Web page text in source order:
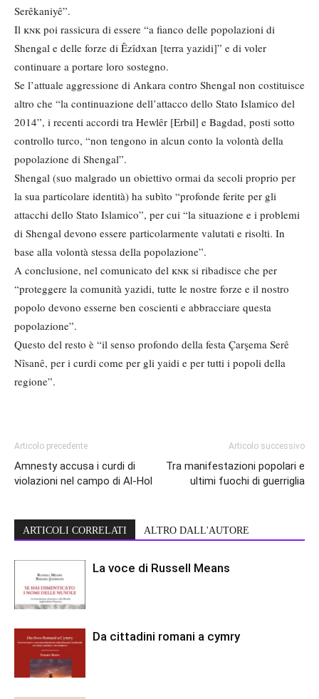
Serêkaniyê”.
Il knk poi rassicura di essere “a fianco delle popolazioni di
Shengal e delle forze di Êzîdxan [terra yazidi]” e di voler
continuare a portare loro sostegno.
Se l’attuale aggressione di Ankara contro Shengal non costituisce
altro che “la continuazione dell’attacco dello Stato Islamico del
2014”, i recenti accordi tra Hewlêr [Erbil] e Bagdad, posti sotto
controllo turco, “non tengono in alcun conto la volontà della
popolazione di Shengal”.
Shengal (suo malgrado un obiettivo ormai da secoli proprio per
la sua particolare identità) ha subìto “profonde ferite per gli
attacchi dello Stato Islamico”, per cui “la situazione e i problemi
di Shengal devono essere particolarmente valutati e risolti. In
base alla volontà stessa della popolazione”.
A conclusione, nel comunicato del knk si ribadisce che per
“proteggere la comunità yazidi, tutte le nostre forze e il nostro
popolo devono esserne ben coscienti e abbracciare questa
popolazione”.
Questo del resto è “il senso profondo della festa Çarşema Serê
Nîsanê, per i curdi come per gli yaidi e per tutti i popoli della
regione”.
Articolo precedente
Amnesty accusa i curdi di
violazioni nel campo di Al-Hol
Articolo successivo
Tra manifestazioni popolari e
ultimi fuochi di guerriglia
ARTICOLI CORRELATI ALTRO DALL'AUTORE
La voce di Russell Means
Da cittadini romani a cymry